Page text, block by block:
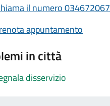
il numero 034672067
appuntamento
in città
disservizio